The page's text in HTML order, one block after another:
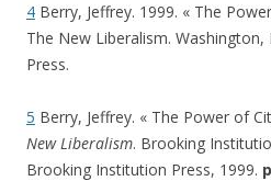
4 Berry, Jeffrey. 1999. « The
The New Liberalism.
Press.
5 Berry, Jeffrey. « The Power of
New Liberalism. Brooking
Brooking Institution Press, 1999.